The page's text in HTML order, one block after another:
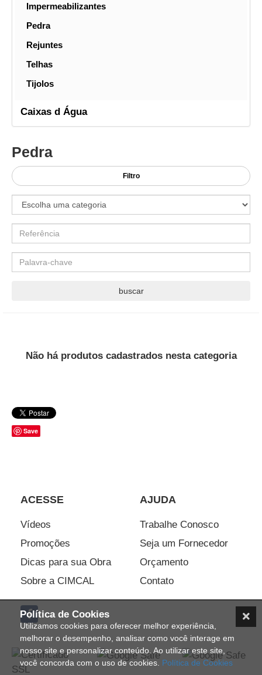
Impermeabilizantes
Pedra
Rejuntes
Telhas
Tijolos
Caixas d Água
Pedra
Filtro
Não há produtos cadastrados nesta categoria
Save
ACESSE
Vídeos
Promoções
Dicas para sua Obra
Sobre a CIMCAL
AJUDA
Trabalhe Conosco
Seja um Fornecedor
Orçamento
Contato
Política de Cookies
Utilizamos cookies para oferecer melhor experiência,
melhorar o desempenho, analisar como você interage em
nosso site e personalizar conteúdo. Ao utilizar este site,
você concorda com o uso de cookies. Política de Cookies